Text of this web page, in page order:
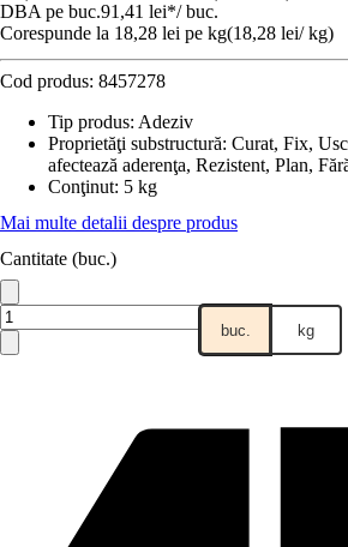
DBA pe buc.91,41 lei*/ buc.
Corespunde la 18,28 lei pe kg(18,28 lei/ kg)
Cod produs: 8457278
Tip produs: Adeziv
Proprietăţi substructură: Curat, Fix,
afectează aderenţa, Rezistent, Plan,
Conţinut: 5 kg
Mai multe detalii despre produs
Cantitate (buc.)
buc. kg